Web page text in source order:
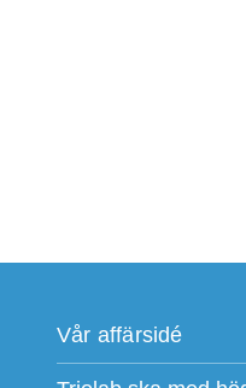
Vår affärsidé